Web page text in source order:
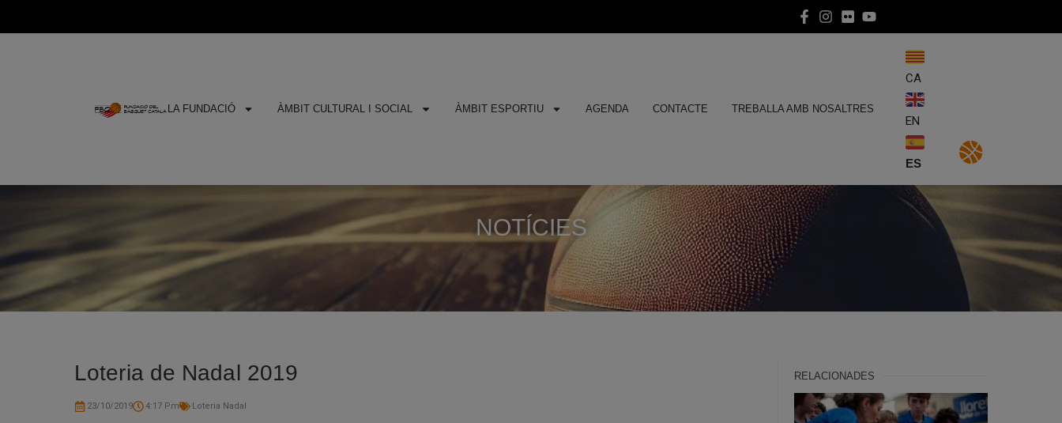
LA FUNDACIÓ ÀMBIT CULTURAL I SOCIAL ÀMBIT ESPORTIU AGENDA CONTACTE TREBALLA AMB NOSALTRES
CA
EN
ES
NOTÍCIES
Loteria de Nadal 2019
23/10/2019 4:17 Pm Loteria Nadal
RELACIONADES